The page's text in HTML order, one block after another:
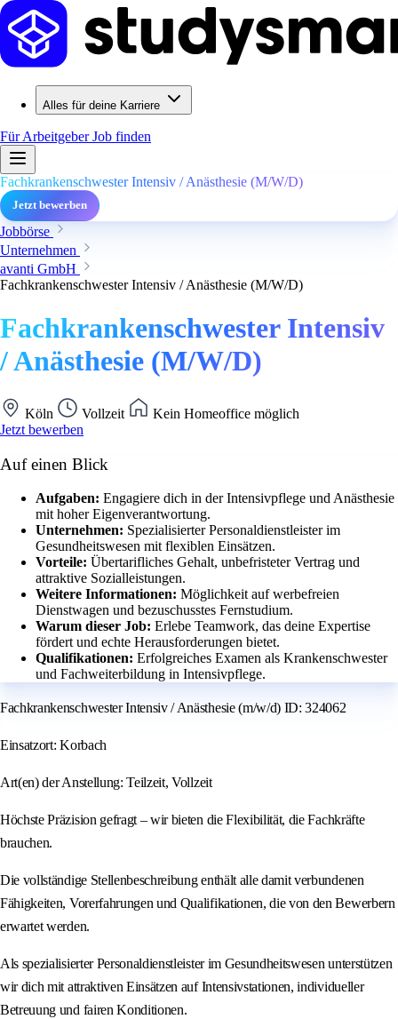
Alles für deine Karriere
Für ArbeitgeberJob finden
Fachkrankenschwester Intensiv / Anästhesie (M/W/D)
Jetzt bewerben
Jobbörse
Unternehmen
avanti GmbH
Fachkrankenschwester Intensiv / Anästhesie (M/W/D)
Fachkrankenschwester Intensiv
/ Anästhesie (M/W/D)
Köln Vollzeit
Kein Homeoffice möglich
Jetzt bewerben
Auf einen Blick
Aufgaben: Engagiere dich in der Intensivpflege und Anästhesie
mit hoher Eigenverantwortung.
Unternehmen: Spezialisierter Personaldienstleister im
Gesundheitswesen mit flexiblen Einsätzen.
Vorteile: Übertarifliches Gehalt, unbefristeter Vertrag und
attraktive Sozialleistungen.
Weitere Informationen: Möglichkeit auf werbefreien
Dienstwagen und bezuschusstes Fernstudium.
Warum dieser Job: Erlebe Teamwork, das deine Expertise
fördert und echte Herausforderungen bietet.
Qualifikationen: Erfolgreiches Examen als Krankenschwester
und Fachweiterbildung in Intensivpflege.
Fachkrankenschwester Intensiv / Anästhesie (m/w/d) ID: 324062
Einsatzort: Korbach
Art(en) der Anstellung: Teilzeit, Vollzeit
Höchste Präzision gefragt – wir bieten die Flexibilität, die Fachkräfte
brauchen.
Die vollständige Stellenbeschreibung enthält alle damit verbundenen
Fähigkeiten, Vorerfahrungen und Qualifikationen, die von den Bewerbern
erwartet werden.
Als spezialisierter Personaldienstleister im Gesundheitswesen unterstützen
wir dich mit attraktiven Einsätzen auf Intensivstationen, individueller
Betreuung und fairen Konditionen.